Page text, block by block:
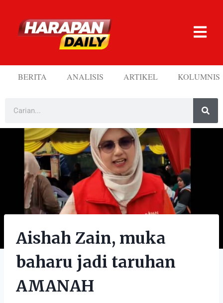
BERITA ANALISIS ARTIKEL KOLUMNIS
Aishah Zain, muka
baharu jadi taruhan
AMANAH